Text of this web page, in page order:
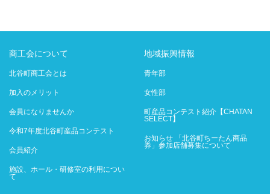
商工会について
北谷町商工会とは
加入のメリット
会員になりませんか
令和7年度北谷町産品コンテスト
会員紹介
施設、ホール・研修室の利用につい
て
地域振興情報
青年部
女性部
町産品コンテスト紹介【CHATAN
SELECT】
お知らせ 「北谷町ちーたん商品
券」参加店舗募集について